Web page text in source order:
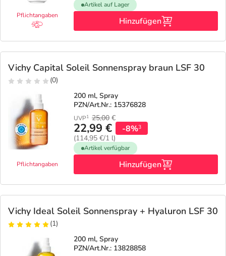
Pflichtangaben
Artikel auf Lager
Hinzufügen
Vichy Capital Soleil Sonnenspray braun LSF 30
(0)
Pflichtangaben
200 ml, Spray
PZN/Art.Nr.: 15376828
UVP1 25,00 €
22,99 €
(114,95 €/1 l)
-8%3
Artikel verfügbar
Hinzufügen
Vichy Ideal Soleil Sonnenspray + Hyaluron LSF 30
(1)
200 ml, Spray
PZN/Art.Nr.: 13828858